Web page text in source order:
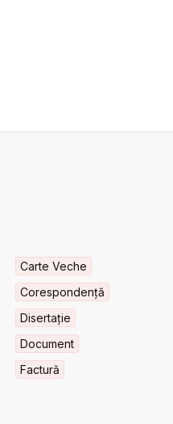
Carte Veche
Corespondență
Disertație
Document
Factură